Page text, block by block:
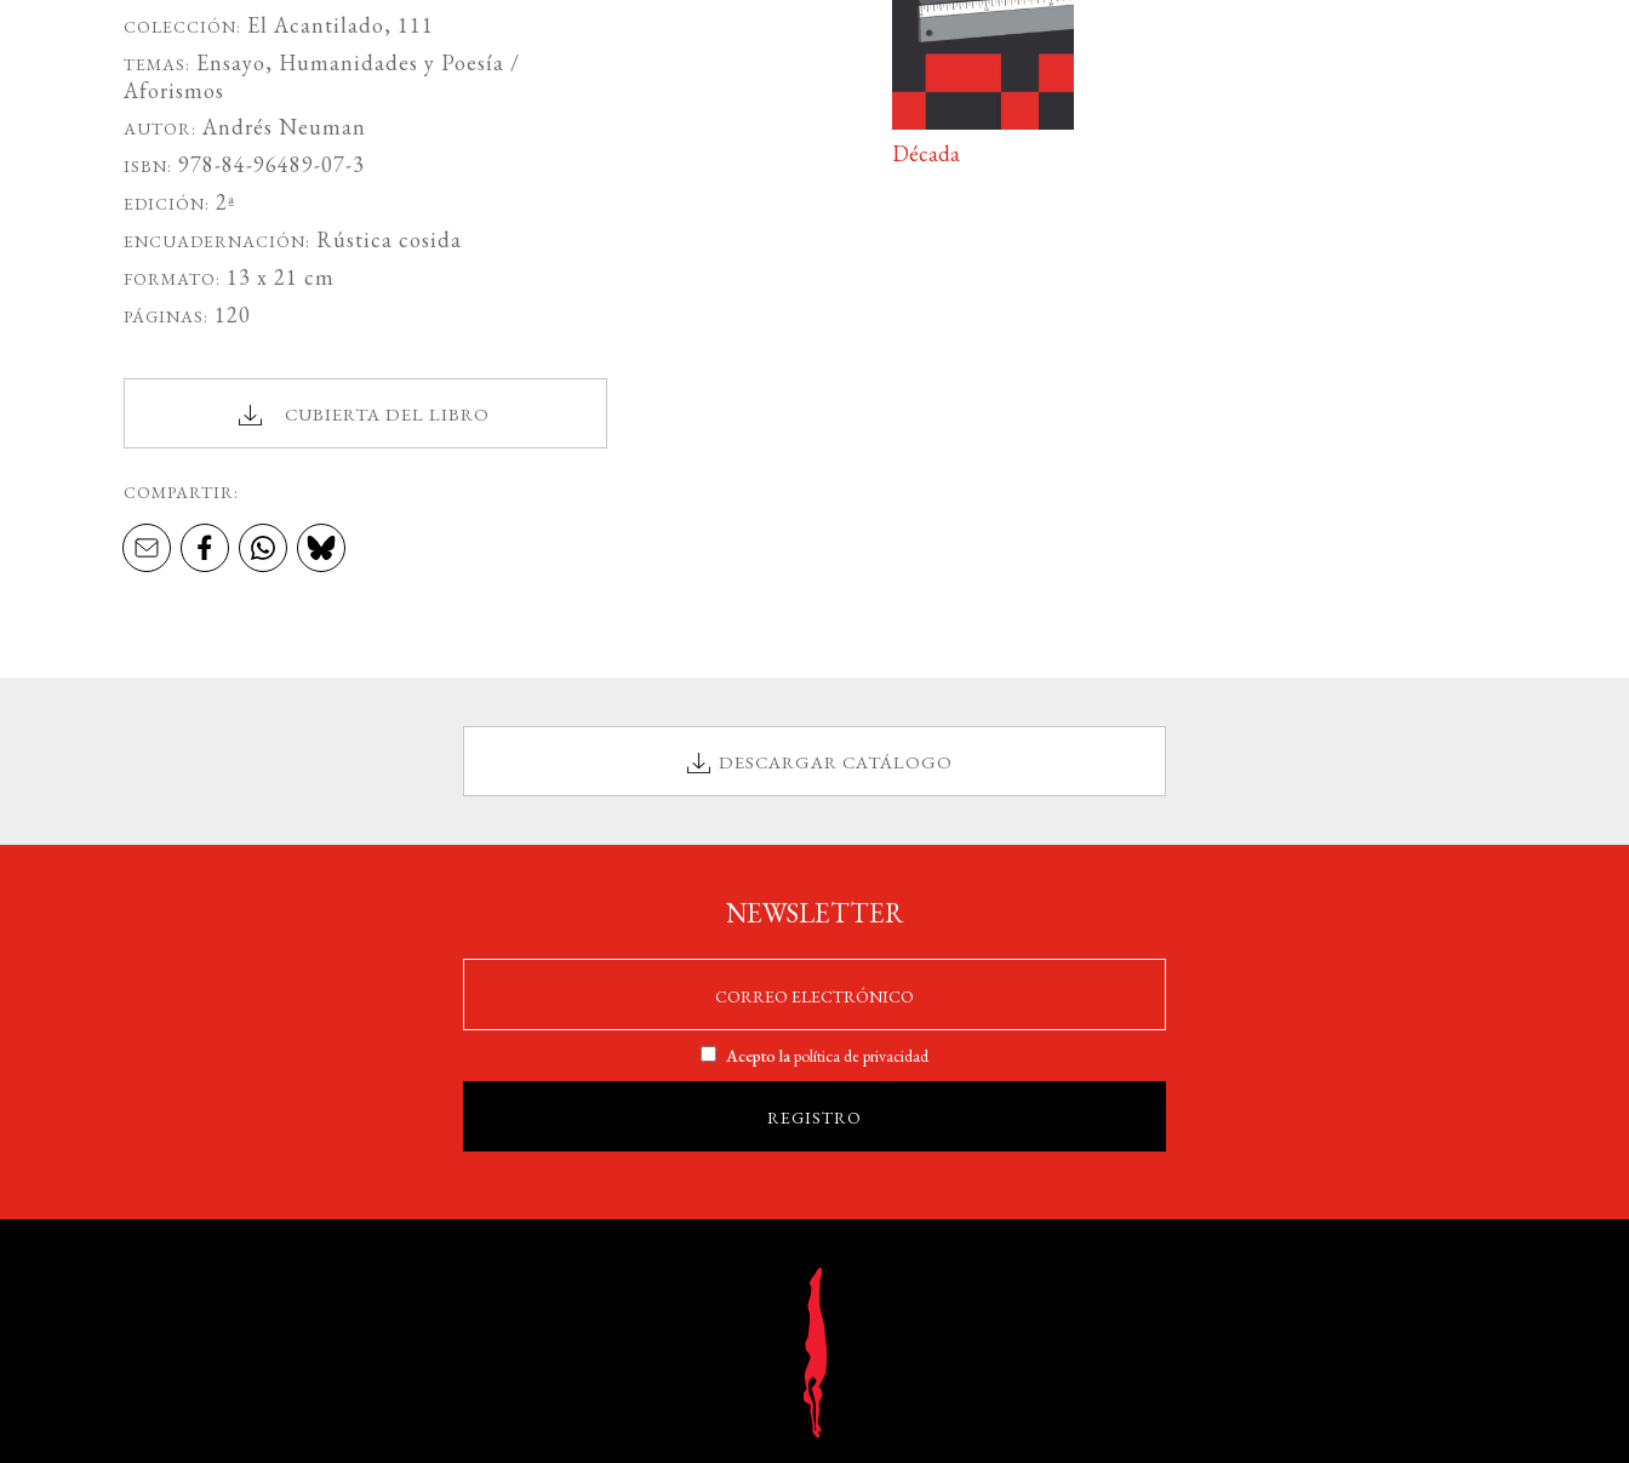
COLECCIÓN: El Acantilado, 111
TEMAS: Ensayo, Humanidades y Poesía /
Aforismos
AUTOR: Andrés Neuman
ISBN: 978-84-96489-07-3
EDICIÓN: 2ª
ENCUADERNACIÓN: Rústica cosida
FORMATO: 13 x 21 cm
PÁGINAS: 120
CUBIERTA DEL LIBRO
COMPARTIR:
Década
DESCARGAR CATÁLOGO
NEWSLETTER
Acepto lapolítica de privacidad